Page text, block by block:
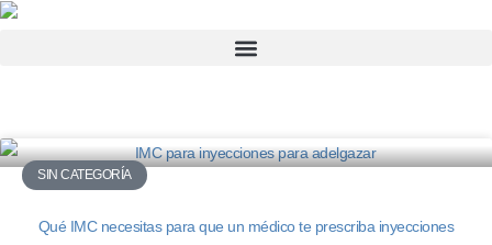
SIN CATEGORÍA
Qué IMC necesitas para que un médico te prescriba inyecciones